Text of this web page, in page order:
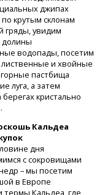
джипах
крутым склонам
гряды, увидим
водопады, посетим
и хвойные
пастбища
луга, а затем
кристально
Кальдеа
дня
с сокровищами
– мы посетим
в Европе
термы Кальдеа, где